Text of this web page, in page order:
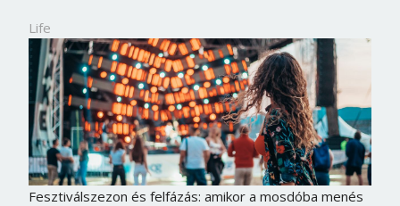
Life
Fesztiválszezon és felfázás: amikor a mosdóba menés